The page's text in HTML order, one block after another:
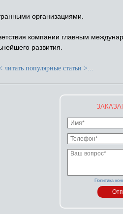
организациями.
компании главным
развития.
читать популярные статьи >...
Политика